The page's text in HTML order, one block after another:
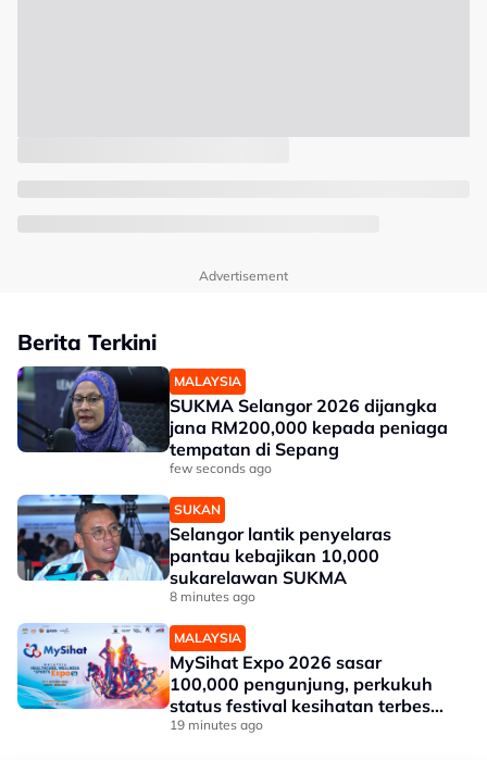
Advertisement
Berita Terkini
MALAYSIA
SUKMA Selangor 2026 dijangka
jana RM200,000 kepada peniaga
tempatan di Sepang
few seconds ago
SUKAN
Selangor lantik penyelaras
pantau kebajikan 10,000
sukarelawan SUKMA
8 minutes ago
MALAYSIA
MySihat Expo 2026 sasar
100,000 pengunjung, perkukuh
status festival kesihatan terbesar
negara
19 minutes ago